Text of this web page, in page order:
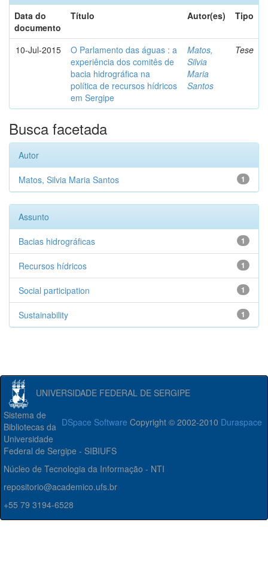
Data do
documento
Título Autor(es) Tipo
10-Jul-2015
O Parlamento das águas : a
experiência dos comitês de
bacia hidrográfica na
política de recursos hídricos
em Sergipe
Matos,
Silvia
Maria
Santos
Tese
Busca facetada
Autor
1
Matos, Silvia Maria Santos
Assunto
1
Bacias hidrográficas
1
Recursos hídricos
1
Social participation
1
Sustainability
UNIVERSIDADE FEDERAL DE SERGIPE
DSpace Software Copyright © 2002-2010 Duraspace
Sistema de
Bibliotecas da
Universidade
Federal de Sergipe - SIBIUFS
Núcleo de Tecnologia da Informação - NTI
repositorio@academico.ufs.br
+55 79 3194-6528